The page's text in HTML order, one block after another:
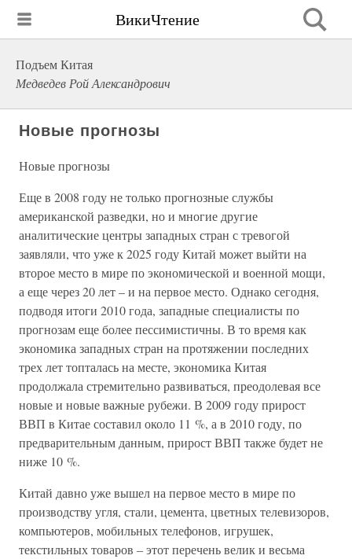
ВикиЧтение
Подъем Китая
Медведев Рой Александрович
Новые прогнозы
Новые прогнозы
Еще в 2008 году не только прогнозные службы
американской разведки, но и многие другие
аналитические центры западных стран с тревогой
заявляли, что уже к 2025 году Китай может выйти на
второе место в мире по экономической и военной мощи,
а еще через 20 лет – и на первое место. Однако сегодня,
подводя итоги 2010 года, западные специалисты по
прогнозам еще более пессимистичны. В то время как
экономика западных стран на протяжении последних
трех лет топталась на месте, экономика Китая
продолжала стремительно развиваться, преодолевая все
новые и новые важные рубежи. В 2009 году прирост
ВВП в Китае составил около 11 %, а в 2010 году, по
предварительным данным, прирост ВВП также будет не
ниже 10 %.
Китай давно уже вышел на первое место в мире по
производству угля, стали, цемента, цветных телевизоров,
компьютеров, мобильных телефонов, игрушек,
текстильных товаров – этот перечень велик и весьма